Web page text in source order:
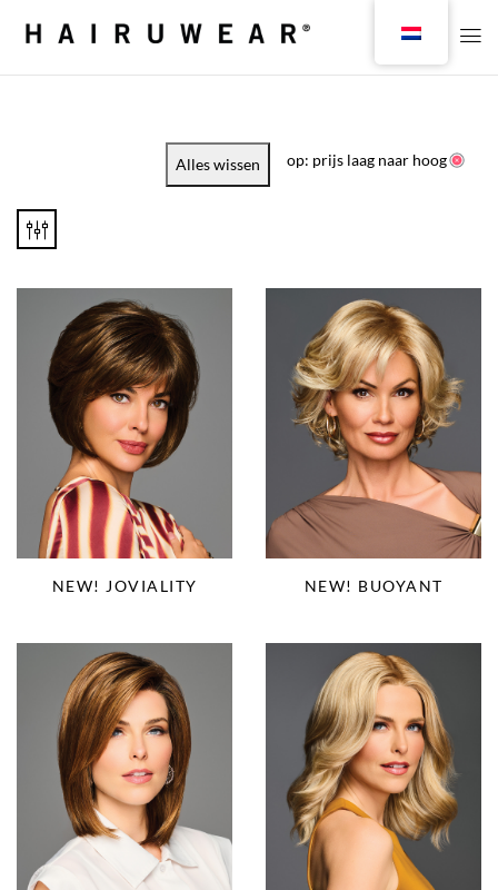
Alles wissen op: prijs laag naar hoog
NEW! JOVIALITY NEW! BUOYANT